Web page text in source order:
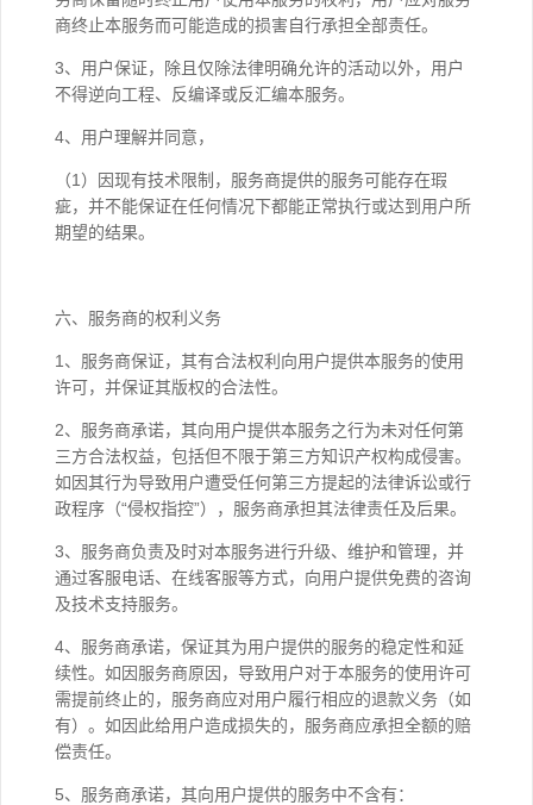
商终止本服务而可能造成的损害自行承担全部责任。
3、用户保证，除且仅除法律明确允许的活动以外，用户
不得逆向工程、反编译或反汇编本服务。
4、用户理解并同意，
（1）因现有技术限制，服务商提供的服务可能存在瑕
疵，并不能保证在任何情况下都能正常执行或达到用户所
期望的结果。
六、服务商的权利义务
1、服务商保证，其有合法权利向用户提供本服务的使用
许可，并保证其版权的合法性。
2、服务商承诺，其向用户提供本服务之行为未对任何第
三方合法权益，包括但不限于第三方知识产权构成侵害。
如因其行为导致用户遭受任何第三方提起的法律诉讼或行
政程序（“侵权指控”），服务商承担其法律责任及后果。
3、服务商负责及时对本服务进行升级、维护和管理，并
通过客服电话、在线客服等方式，向用户提供免费的咨询
及技术支持服务。
4、服务商承诺，保证其为用户提供的服务的稳定性和延
续性。如因服务商原因，导致用户对于本服务的使用许可
需提前终止的，服务商应对用户履行相应的退款义务（如
有）。如因此给用户造成损失的，服务商应承担全额的赔
偿责任。
5、服务商承诺，其向用户提供的服务中不含有：